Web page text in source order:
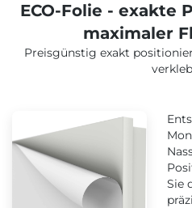
ECO-Folie - exakte
maximaler
Preisgünstig exakt
Sie